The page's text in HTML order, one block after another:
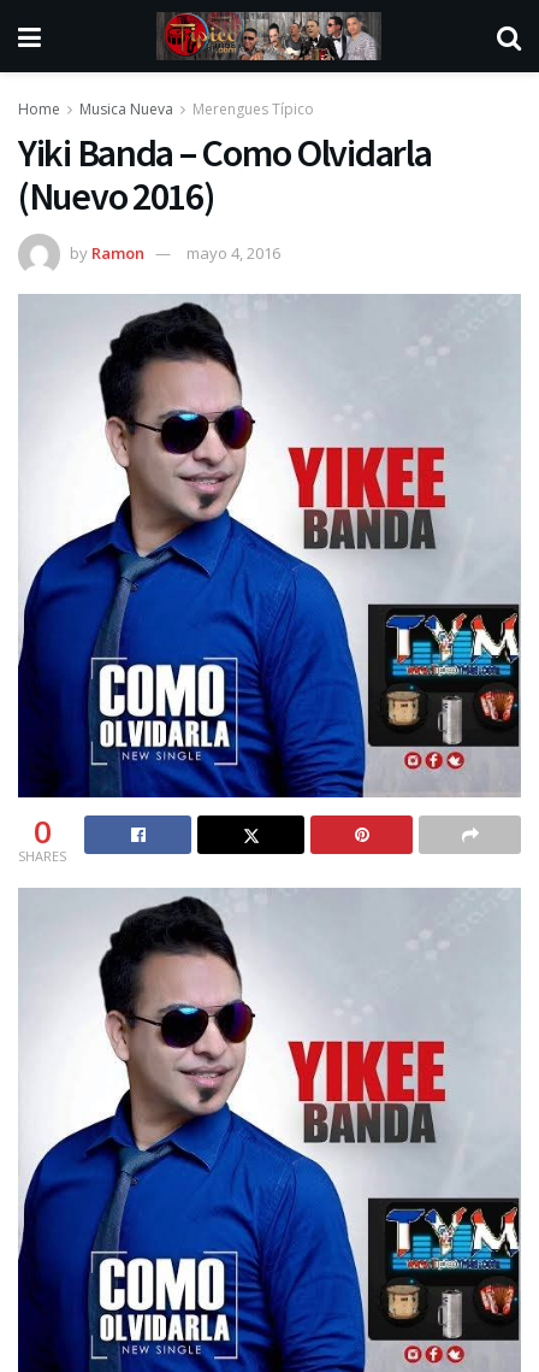
Home Musica Nueva Merengues Típico
Yiki Banda – Como Olvidarla
(Nuevo 2016)
by Ramon mayo 4, 2016
0
SHARES